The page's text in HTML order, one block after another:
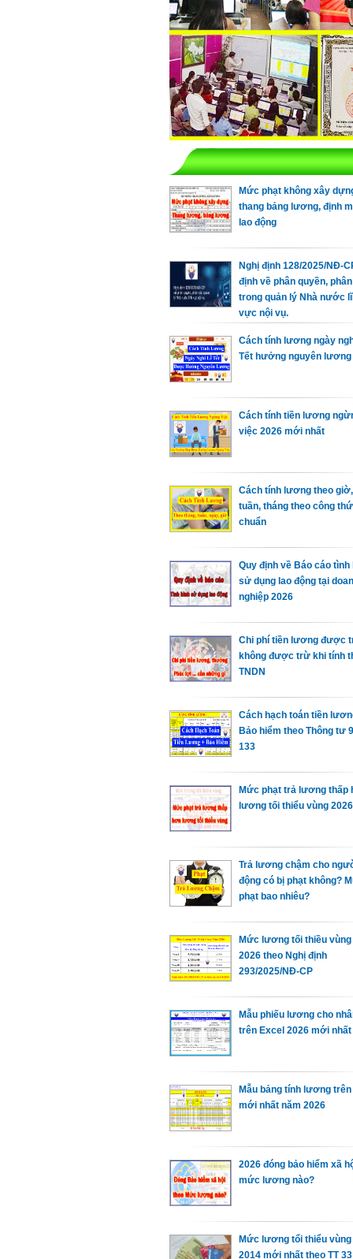
Mức phạt không xây
thang bảng lương, định
lao động
Nghị định 128/2025/NĐ-
định về phân quyền,
trong quản lý Nhà nước
vực nội vụ.
Cách tính lương ngày
Tết hưởng nguyên lương
Cách tính tiền lương
việc 2026 mới nhất
Cách tính lương theo
tuần, tháng theo công
chuẩn
Quy định về Báo cáo tình
sử dụng lao động tại
nghiệp 2026
Chi phí tiền lương được
không được trừ khi tính
TNDN
Cách hạch toán tiền
Bảo hiểm theo Thông tư
133
Mức phạt trả lương thấp
lương tối thiểu vùng 2026
Trả lương chậm cho
động có bị phạt không?
phạt bao nhiêu?
Mức lương tối thiều vùng
2026 theo Nghị định
293/2025/NĐ-CP
Mẫu phiếu lương cho
trên Excel 2026 mới nhất
Mẫu bảng tính lương
mới nhất năm 2026
2026 đóng bảo hiểm xã
mức lương nào?
Mức lương tổi thiểu vùng
2014 mới nhất theo TT 33